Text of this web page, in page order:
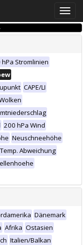
Toggle
hPa Stromlinien
CAPE/LI
200 hPa Wind
Neuschneehöhe
Abweichung
Dänemark
Afrika Ostasien
Italien/Balkan